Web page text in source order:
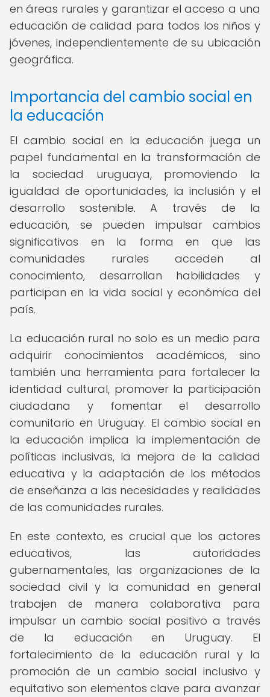
en áreas rurales y garantizar el acceso a una
educación de calidad para todos los niños y
jóvenes, independientemente de su ubicación
geográfica.
Importancia del cambio social en
la educación
El cambio social en la educación juega un
papel fundamental en la transformación de
la sociedad uruguaya, promoviendo la
igualdad de oportunidades, la inclusión y el
desarrollo sostenible. A través de la
educación, se pueden impulsar cambios
significativos en la forma en que las
comunidades rurales acceden al
conocimiento, desarrollan habilidades y
participan en la vida social y económica del
país.
La educación rural no solo es un medio para
adquirir conocimientos académicos, sino
también una herramienta para fortalecer la
identidad cultural, promover la participación
ciudadana y fomentar el desarrollo
comunitario en Uruguay. El cambio social en
la educación implica la implementación de
políticas inclusivas, la mejora de la calidad
educativa y la adaptación de los métodos
de enseñanza a las necesidades y realidades
de las comunidades rurales.
En este contexto, es crucial que los actores
educativos, las autoridades
gubernamentales, las organizaciones de la
sociedad civil y la comunidad en general
trabajen de manera colaborativa para
impulsar un cambio social positivo a través
de la educación en Uruguay. El
fortalecimiento de la educación rural y la
promoción de un cambio social inclusivo y
equitativo son elementos clave para avanzar